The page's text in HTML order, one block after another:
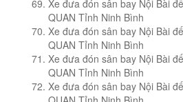
Xe đưa đón sân bay Nội Bài
QUAN Tỉnh Ninh Bình
Xe đưa đón sân bay Nội Bài
QUAN Tỉnh Ninh Bình
Xe đưa đón sân bay Nội Bài
QUAN Tỉnh Ninh Bình
Xe đưa đón sân bay Nội Bài